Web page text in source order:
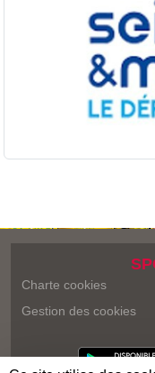
Charte cookies
Gestion des cookies